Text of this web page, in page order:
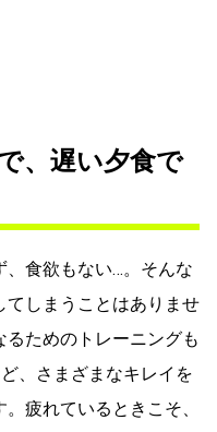
、遅い夕食で
、食欲もない…。そんな
てしまうことはありませ
ためのトレーニングも
、さまざまなキレイを
疲れているときこそ、